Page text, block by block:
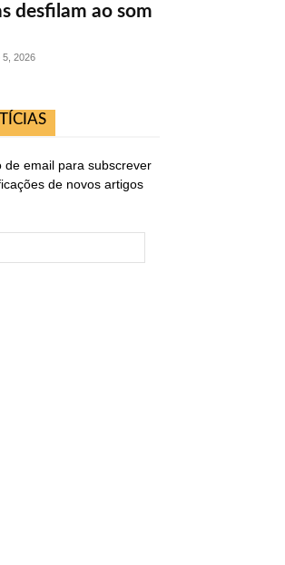
desfilam ao som
5, 2026
de email para subscrever
de novos artigos